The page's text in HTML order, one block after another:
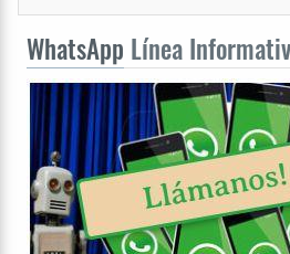
WhatsApp Línea